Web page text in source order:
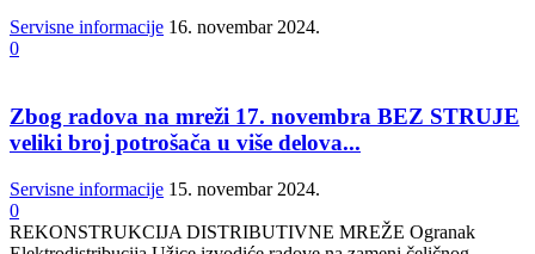
Servisne informacije 16. novembar 2024.
0
Zbog radova na mreži 17. novembra BEZ STRUJE
veliki broj potrošača u više delova...
Servisne informacije 15. novembar 2024.
0
REKONSTRUKCIJA DISTRIBUTIVNE MREŽE Ogranak